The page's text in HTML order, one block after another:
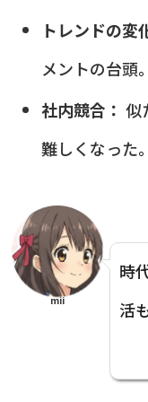
トレンドの変
メントの台頭。
社内競合： 似
難しくなった。
mii
時
活